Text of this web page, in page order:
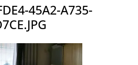
45A2-A735-